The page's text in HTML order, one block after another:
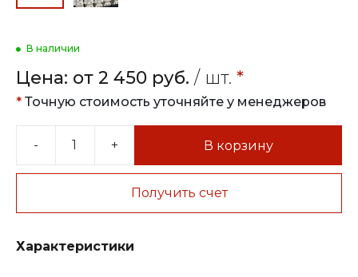
В наличии
Цена: от 2 450 руб. / шт. *
* Точную стоимость уточняйте у менеджеров
- + В корзину
Получить счет
Характеристики